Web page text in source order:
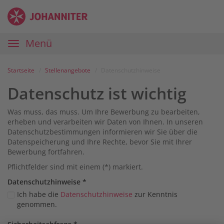
Zum
Inhalt
Anmelden
Zur
Navigation
Zur
Startseite
Karriereportal
Johanniter
Hauptnavigation
Menü
Startseite Stellenangebote
Datenschutz ist wichtig
Was muss, das muss. Um Ihre Bewerbung zu bearbeiten,
erheben und verarbeiten wir Daten von Ihnen. In unseren
Datenschutzbestimmungen informieren wir Sie über die
Datenspeicherung und Ihre Rechte, bevor Sie mit Ihrer
Bewerbung fortfahren.
Pflichtfelder sind mit einem (*) markiert.
Datenschutz­hinweise *
Ich habe die Datenschutzhinweise zur Kenntnis
genommen.